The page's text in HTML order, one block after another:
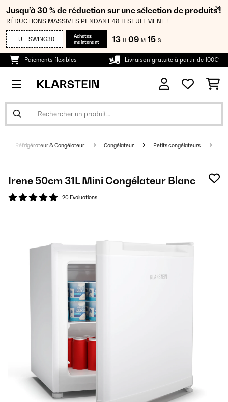
Jusqu’à 30 % de réduction sur une sélection de produits !
RÉDUCTIONS MASSIVES PENDANT 48 H SEULEMENT !
FULLSWING30
Achetez
maintenant
13 H 09 M 15 S
Paiements flexibles Livraison gratuite à partir de 100€*
Réfrigérateur & Congélateur Congélateur Petits congélateurs
Irene 50cm 31L Mini Congélateur Blanc
20 Evaluations